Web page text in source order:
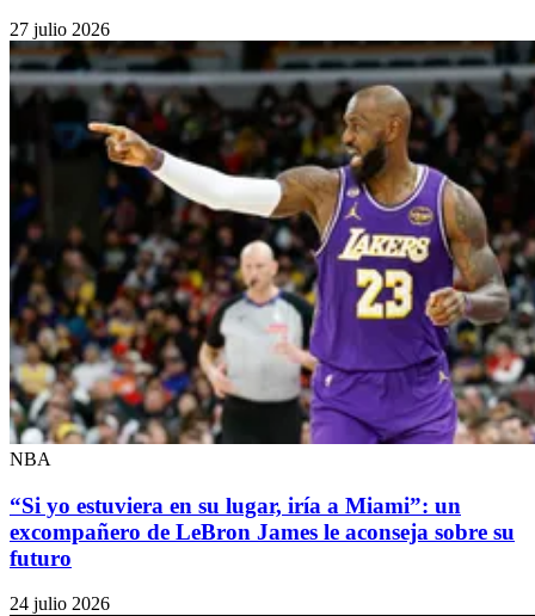
27 julio 2026
NBA
“Si yo estuviera en su lugar, iría a Miami”: un
excompañero de LeBron James le aconseja sobre su
futuro
24 julio 2026